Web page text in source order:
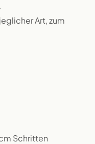
Art, zum
Schritten